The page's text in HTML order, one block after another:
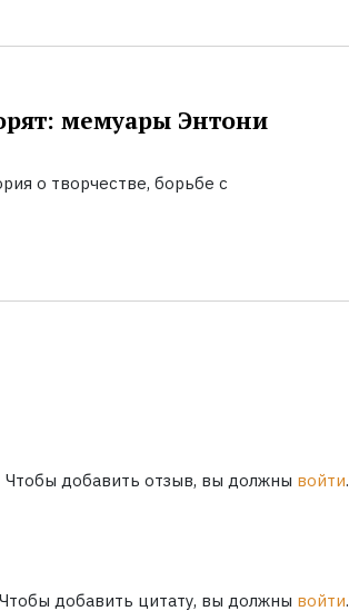
мемуары Энтони
о творчестве, борьбе с
Чтобы добавить отзыв, вы должны войти.
Чтобы добавить цитату, вы должны войти.